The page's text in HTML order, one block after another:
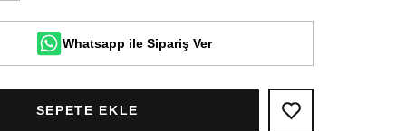
Whatsapp ile Sipariş Ver
SEPETE EKLE